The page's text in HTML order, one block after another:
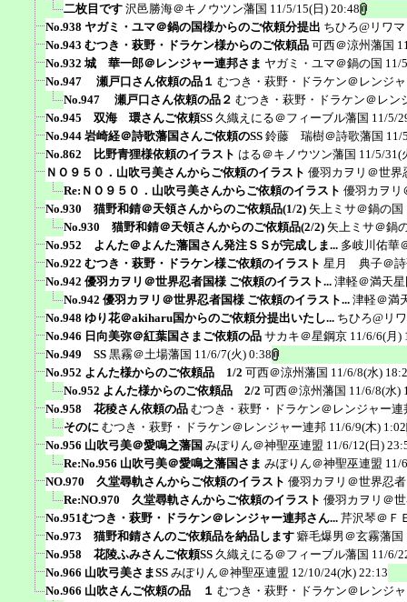
二枚目です 沢邑勝海＠キノウツン藩国 11/5/15(日) 20:48
No.938 ヤガミ・ユマ＠鍋の国様からのご依頼分提出 ちひろ@リワ
No.943 むつき・萩野・ドラケン様からのご依頼品 可西＠涼州藩国
No.932 城 華一郎＠レンジャー連邦さま ヤガミ・ユマ＠鍋の国 11/
No.947 瀬戸口さん依頼の品１ むつき・萩野・ドラケン＠レンジ
No.947 瀬戸口さん依頼の品２ むつき・萩野・ドラケン＠レン
No.945 双海 環さんご依頼SS 久織えにる＠フィーブル藩国 11/5/
No.944 岩崎経＠詩歌藩国さんご依頼のSS 鈴藤 瑞樹＠詩歌藩国 11/
No.862 比野青狸様依頼のイラスト はる＠キノウツン藩国 11/5/31(
ＮＯ９５０．山吹弓美さんからご依頼のイラスト 優羽カヲリ＠世界
Re:ＮＯ９５０．山吹弓美さんからご依頼のイラスト 優羽カヲリ
No.930 猫野和錆＠天領さんからのご依頼品(1/2) 矢上ミサ＠鍋の国
No.930 猫野和錆＠天領さんからのご依頼品(2/2) 矢上ミサ＠鍋
No.952 よんた＠よんた藩国さん発注ＳＳが完成しま... 多岐川佑華
No.922 むつき・萩野・ドラケン様ご依頼のイラスト 星月 典子＠詩
No.942 優羽カヲリ＠世界忍者国様 ご依頼のイラスト... 津軽＠満天
No.942 優羽カヲリ＠世界忍者国様 ご依頼のイラスト... 津軽＠満
No.948 ゆり花＠akiharu国からのご依頼分提出いたし... ちひろ@リ
No.946 日向美弥＠紅葉国さまご依頼の品 サカキ＠星鋼京 11/6/6(月)
No.949 SS 黒霧＠土場藩国 11/6/7(火) 0:38
No.952 よんた様からのご依頼品 1/2 可西＠涼州藩国 11/6/8(水)
No.952 よんた様からのご依頼品 2/2 可西＠涼州藩国 11/6/8(水)
No.958 花稜さん依頼の品 むつき・萩野・ドラケン＠レンジャー連
そのに むつき・萩野・ドラケン＠レンジャー連邦 11/6/9(木) 1:02
No.956 山吹弓美＠愛鳴之藩国 みぽりん＠神聖巫連盟 11/6/12(日)
Re:No.956 山吹弓美＠愛鳴之藩国さま みぽりん＠神聖巫連盟 11/
NO.970 久堂尋軌さんからご依頼のイラスト 優羽カヲリ＠世界忍
Re:NO.970 久堂尋軌さんからご依頼のイラスト 優羽カヲリ＠
No.951むつき・萩野・ドラケン＠レンジャー連邦さん... 芹沢琴＠Ｆ
No.973 猫野和錆さんのご依頼品を納品します 癖毛爆男＠玄霧藩国
No.958 花陵ふみさんご依頼SS 久織えにる＠フィーブル藩国 11/6/
No.966 山吹弓美さまSS みぽりん＠神聖巫連盟 12/10/24(水) 22:13
No.966 山吹さんご依頼の品 １ むつき・萩野・ドラケン＠レンジ